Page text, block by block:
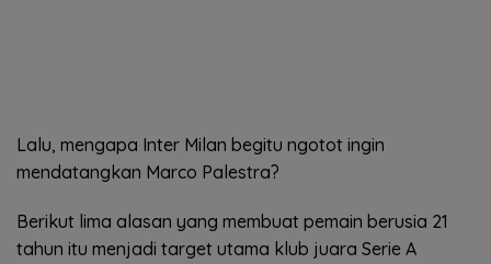
Lalu, mengapa Inter Milan begitu ngotot ingin
mendatangkan Marco Palestra?
Berikut lima alasan yang membuat pemain berusia 21
tahun itu menjadi target utama klub juara Serie A